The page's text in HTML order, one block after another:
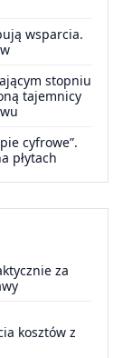
wsparcia.
stopniu
tajemnicy
cyfrowe”.
płytach
za
kosztów z